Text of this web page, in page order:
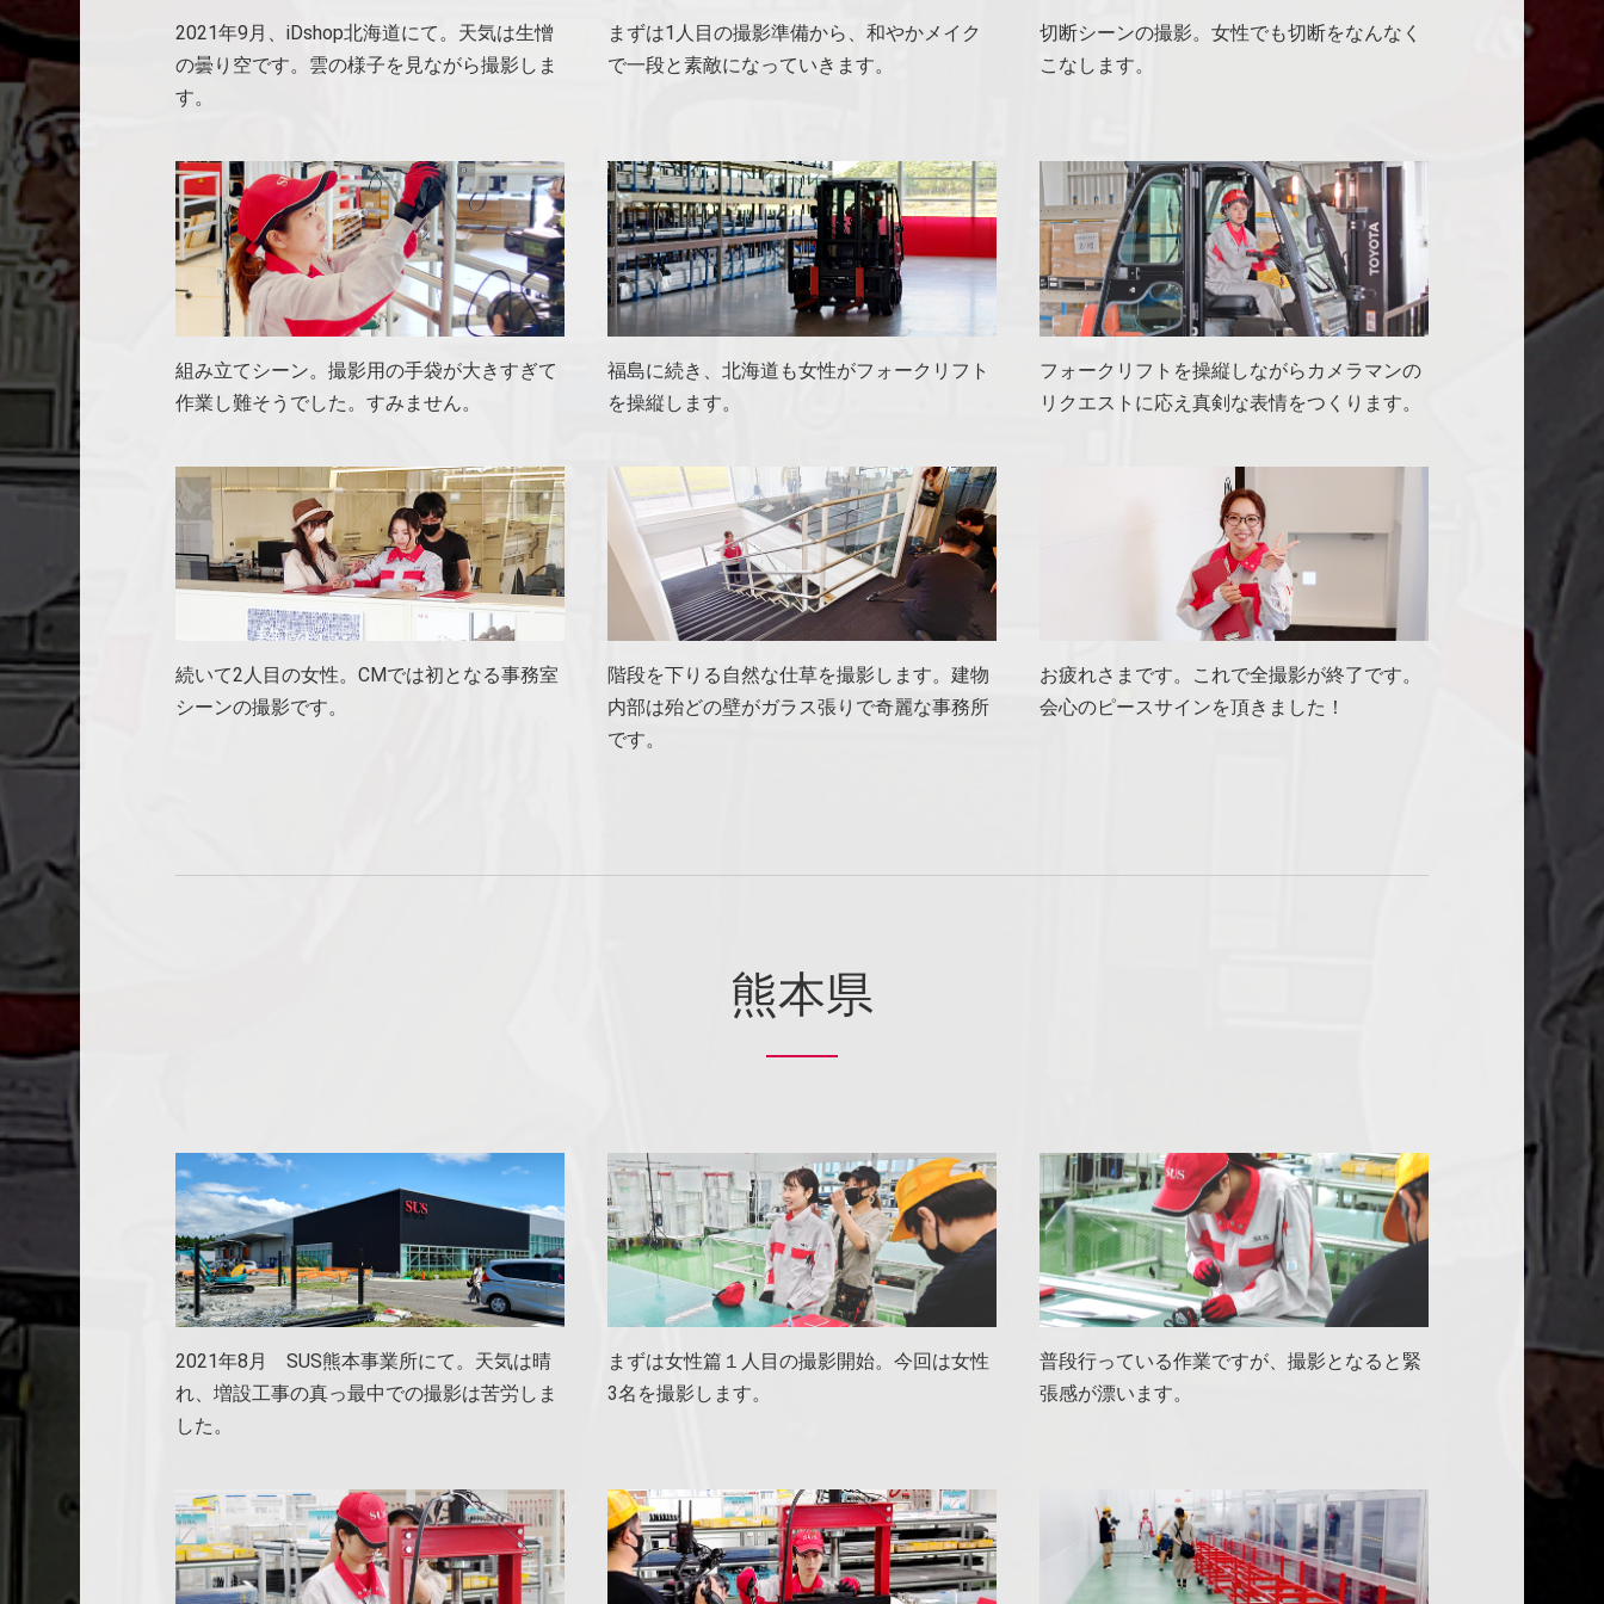
2021年9月、iDshop北海道にて。天気は生憎
の曇り空です。雲の様子を見ながら撮影しま
す。
まずは1人目の撮影準備から、和やかメイク
で一段と素敵になっていきます。
切断シーンの撮影。女性でも切断をなんなく
こなします。
組み立てシーン。撮影用の手袋が大きすぎて
作業し難そうでした。すみません。
福島に続き、北海道も女性がフォークリフト
を操縦します。
フォークリフトを操縦しながらカメラマンの
リクエストに応え真剣な表情をつくります。
続いて2人目の女性。CMでは初となる事務室
シーンの撮影です。
階段を下りる自然な仕草を撮影します。建物
内部は殆どの壁がガラス張りで奇麗な事務所
です。
お疲れさまです。これで全撮影が終了です。
会心のピースサインを頂きました！
熊本県
2021年8月 SUS熊本事業所にて。天気は晴
れ、増設工事の真っ最中での撮影は苦労しま
した。
まずは女性篇１人目の撮影開始。今回は女性
3名を撮影します。
普段行っている作業ですが、撮影となると緊
張感が漂います。